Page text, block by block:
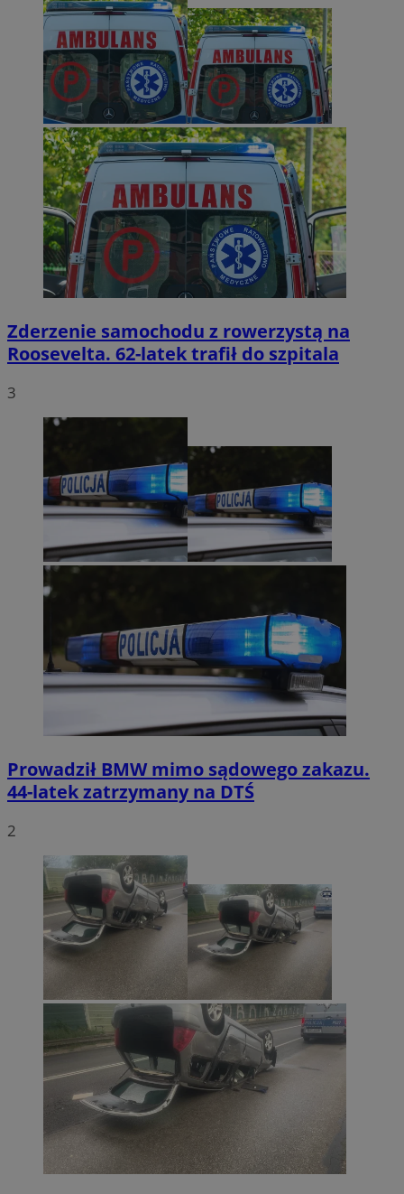
Zderzenie samochodu z rowerzystą na
Roosevelta. 62-latek trafił do szpitala
3
Prowadził BMW mimo sądowego zakazu.
44-latek zatrzymany na DTŚ
2